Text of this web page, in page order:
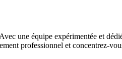
une équipe expérimentée et
professionnel et concentrez-